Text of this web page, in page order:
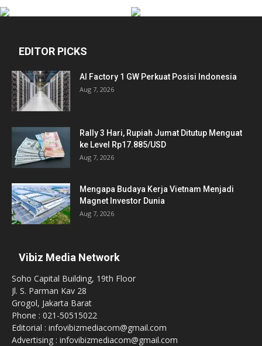
EDITOR PICKS
AI Factory 1 GW Perkuat Posisi Indonesia
Aug 7, 2026
Rally 3 Hari, Rupiah Jumat Ditutup Menguat
ke Level Rp17.885/USD
Aug 7, 2026
Mengapa Budaya Kerja Vietnam Menjadi
Magnet Investor Dunia
Aug 7, 2026
Vibiz Media Network
Soho Capital Building, 19th Floor
Jl. S. Parman Kav 28
Grogol, Jakarta Barat
Phone : 021-50515022
Editorial : infovibizmediacom@gmail.com
Advertising : infovibizmediacom@gmail.com